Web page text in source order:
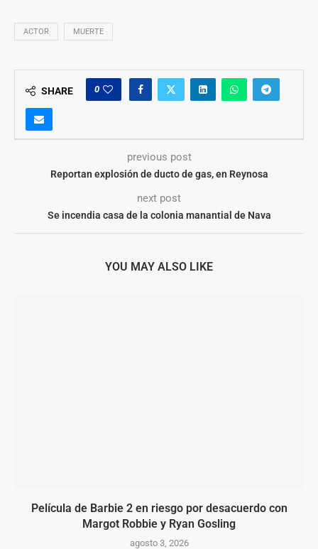
ACTOR MUERTE
SHARE 0
previous post
Reportan explosión de ducto de gas, en Reynosa
next post
Se incendia casa de la colonia manantial de Nava
YOU MAY ALSO LIKE
Película de Barbie 2 en riesgo por desacuerdo con
Margot Robbie y Ryan Gosling
agosto 3, 2026